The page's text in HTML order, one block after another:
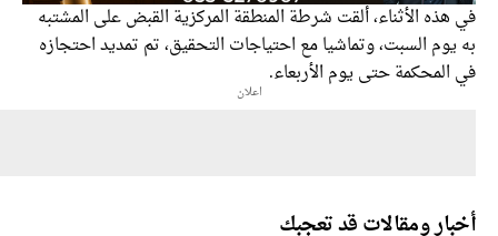
الأثناء، ألقت شرطة المنطقة المركزية القبض على المشتبه
السبت، وتماشيا مع احتياجات التحقيق، تم تمديد احتجازه
حتى يوم الأربعاء.
ومقالات قد تعجبك